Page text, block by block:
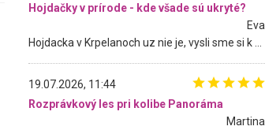
Hojdačky v prírode - kde všade sú ukryté?
Eva
19.07.2026, 11:44
Rozprávkový les pri kolibe Panoráma
Martina